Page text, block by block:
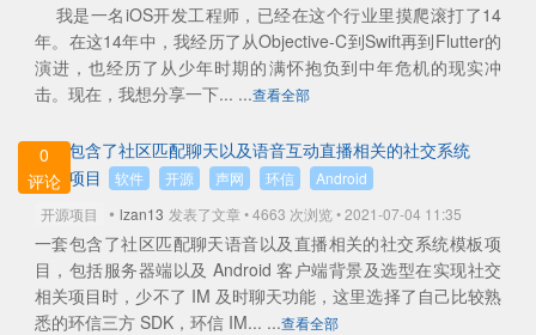
我是一名iOS开发工程师，已经在这个行业里摸爬滚打了14
年。在这14年中，我经历了从Objective-C到Swift再到Flutter的
演进，也经历了从少年时期的满怀抱负到中年危机的现实冲
击。现在，我想分享一下... ...查看全部
0
评论
一套包含了社区匹配聊天以及语音互动直播相关的社交系统
模板项目
软件 开源 声网 环信
Android
开源项目
• lzan13 发表了文章 • 4663 次浏览 • 2021-07-04 11:35
一套包含了社区匹配聊天语音以及直播相关的社交系统模板项
目，包括服务器端以及 Android 客户端背景及选型在实现社交
相关项目时，少不了 IM 及时聊天功能，这里选择了自己比较熟
悉的环信三方 SDK，环信 IM... ...查看全部